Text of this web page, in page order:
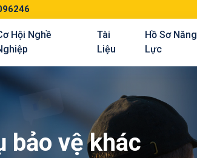
Hội Nghề
Tài
Liệu
Hồ Sơ Năng
Lực
bảo vệ khác